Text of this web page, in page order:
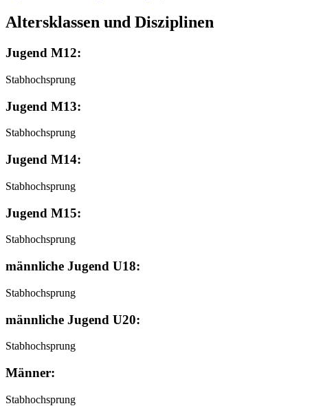
Altersklassen und Disziplinen
Jugend M12:
Stabhochsprung
Jugend M13:
Stabhochsprung
Jugend M14:
Stabhochsprung
Jugend M15:
Stabhochsprung
männliche Jugend U18:
Stabhochsprung
männliche Jugend U20:
Stabhochsprung
Männer:
Stabhochsprung